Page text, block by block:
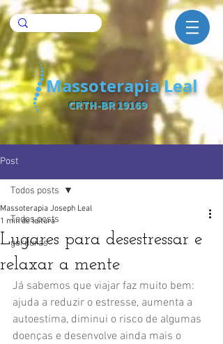
Massoterapia Leal
CRTH-BR 19169
Post
Todos posts
gorduras
Todos posts
Lugares para desestressar e
relaxar a mente
Massoterapia Joseph Leal
1 min de leitura
Já sabemos que viajar faz muito bem:
ajuda a reduzir o estresse, aumenta a
autoestima, diminui o risco de algumas
doenças e desenvolve ainda mais o